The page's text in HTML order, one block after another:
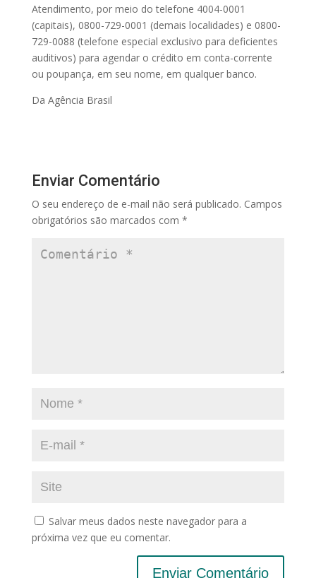
Atendimento, por meio do telefone 4004-0001
(capitais), 0800-729-0001 (demais localidades) e 0800-
729-0088 (telefone especial exclusivo para deficientes
auditivos) para agendar o crédito em conta-corrente
ou poupança, em seu nome, em qualquer banco.
Da Agência Brasil
Enviar Comentário
O seu endereço de e-mail não será publicado. Campos
obrigatórios são marcados com *
Salvar meus dados neste navegador para a
próxima vez que eu comentar.